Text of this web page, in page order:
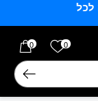
לכל
0 הרשימה
0